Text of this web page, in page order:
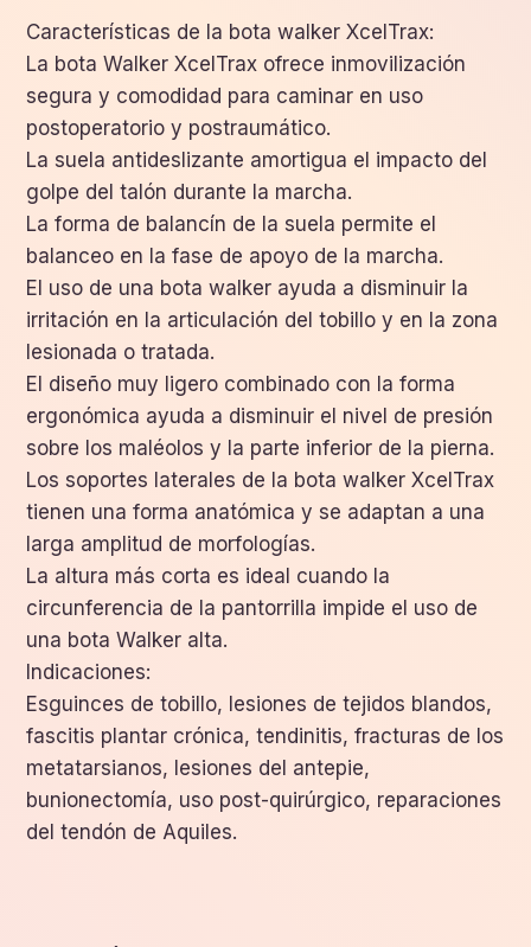
Características de la bota walker XcelTrax:
La bota Walker XcelTrax ofrece inmovilización
segura y comodidad para caminar en uso
postoperatorio y postraumático.
La suela antideslizante amortigua el impacto del
golpe del talón durante la marcha.
La forma de balancín de la suela permite el
balanceo en la fase de apoyo de la marcha.
El uso de una bota walker ayuda a disminuir la
irritación en la articulación del tobillo y en la zona
lesionada o tratada.
El diseño muy ligero combinado con la forma
ergonómica ayuda a disminuir el nivel de presión
sobre los maléolos y la parte inferior de la pierna.
Los soportes laterales de la bota walker XcelTrax
tienen una forma anatómica y se adaptan a una
larga amplitud de morfologías.
La altura más corta es ideal cuando la
circunferencia de la pantorrilla impide el uso de
una bota Walker alta.
Indicaciones:
Esguinces de tobillo, lesiones de tejidos blandos,
fascitis plantar crónica, tendinitis, fracturas de los
metatarsianos, lesiones del antepie,
bunionectomía, uso post-quirúrgico, reparaciones
del tendón de Aquiles.